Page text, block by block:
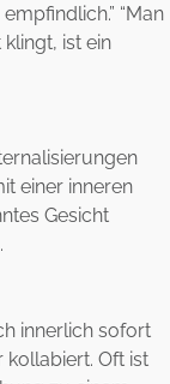
“Man
klingt, ist ein
einer inneren
Gesicht
innerlich sofort
kollabiert. Oft ist